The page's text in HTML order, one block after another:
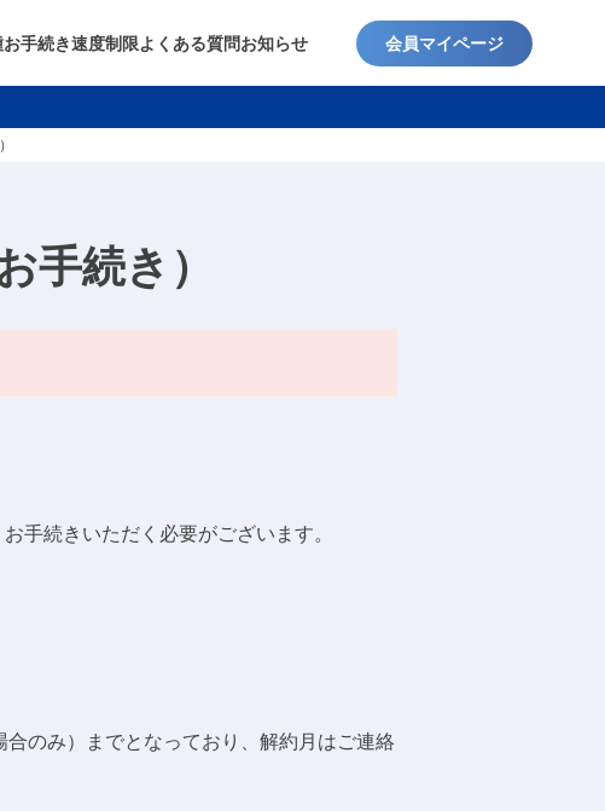
手続き速度制限よくある質問お知らせ 会員マイページ
手続き）
手続きいただく必要がございます。
のみ）までとなっており、解約月はご連絡